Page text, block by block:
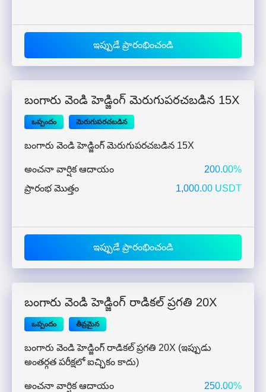
ఇప్పుడే ప్రారంభించండి
బంగారు వెండి హెడ్జింగ్ మెరుగుపరచబడిన 15X
ఒప్పందం మెరుగుపరచబడిన
బంగారు వెండి హెడ్జింగ్ మెరుగుపరచబడిన 15X
అంచనా వార్షిక ఆదాయం
200.00%
ప్రారంభ మొత్తం
1,000.00 USDT
ఇప్పుడే ప్రారంభించండి
బంగారు వెండి హెడ్జింగ్ రాడికల్ ప్రగతి 20X
ఒప్పందం తీవ్రమైన
బంగారు వెండి హెడ్జింగ్ రాడికల్ ప్రగతి 20X (ఇప్పుడు
అంతర్గత పరీక్షలో ఐచ్ఛికం కాదు)
అంచనా వార్షిక ఆదాయం
250.00%